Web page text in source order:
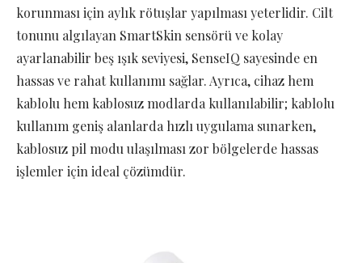
korunması için aylık rötuşlar yapılması yeterlidir. Cilt
tonunu algılayan SmartSkin sensörü ve kolay
ayarlanabilir beş ışık seviyesi, SenseIQ sayesinde en
hassas ve rahat kullanımı sağlar. Ayrıca, cihaz hem
kablolu hem kablosuz modlarda kullanılabilir; kablolu
kullanım geniş alanlarda hızlı uygulama sunarken,
kablosuz pil modu ulaşılması zor bölgelerde hassas
işlemler için ideal çözümdür.